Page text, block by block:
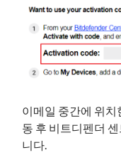
이메일 중간에 위치
동 후 비트디펜더
니다.